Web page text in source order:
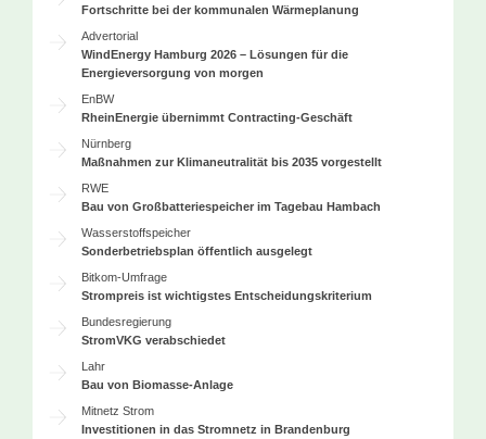
Fortschritte bei der kommunalen Wärmeplanung
Advertorial
WindEnergy Hamburg 2026 – Lösungen für die
Energieversorgung von morgen
EnBW
RheinEnergie übernimmt Contracting-Geschäft
Nürnberg
Maßnahmen zur Klimaneutralität bis 2035 vorgestellt
RWE
Bau von Großbatteriespeicher im Tagebau Hambach
Wasserstoffspeicher
Sonderbetriebsplan öffentlich ausgelegt
Bitkom-Umfrage
Strompreis ist wichtigstes Entscheidungskriterium
Bundesregierung
StromVKG verabschiedet
Lahr
Bau von Biomasse-Anlage
Mitnetz Strom
Investitionen in das Stromnetz in Brandenburg